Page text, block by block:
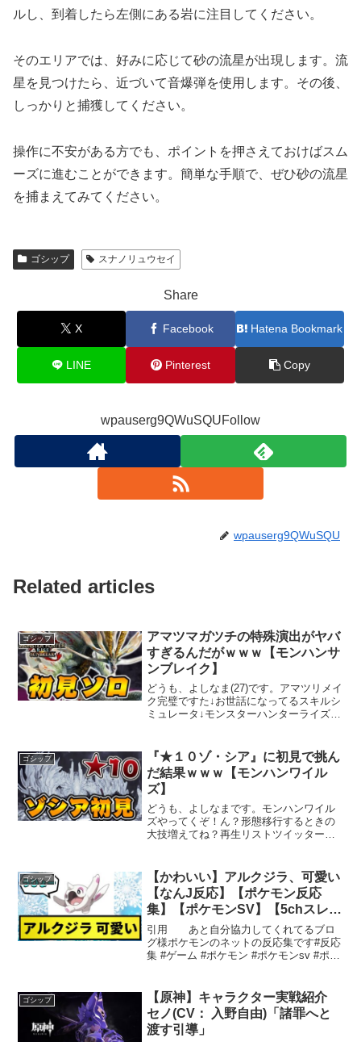
ルし、到着したら左側にある岩に注目してください。
そのエリアでは、好みに応じて砂の流星が出現します。流
星を見つけたら、近づいて音爆弾を使用します。その後、
しっかりと捕獲してください。
操作に不安がある方でも、ポイントを押さえておけばスム
ーズに進むことができます。簡単な手順で、ぜひ砂の流星
を捕まえてみてください。
ゴシップ スナノリュウセイ
Share
X Facebook Hatena Bookmark
LINE Pinterest Copy
wpauserg9QWuSQUFollow
wpauserg9QWuSQU
Related articles
ゴシップ
アマツマガツチの特殊演出がヤバ
すぎるんだがｗｗｗ【モンハンサ
ンブレイク】
どうも、よしなま(27)です。アマツリメイ
ク完璧ですた↓お世話になってるスキルシ
ミュレータ↓モンスターハンターライズ：
イッタ...
ゴシップ
『★１０ゾ・シア』に初見で挑ん
だ結果ｗｗｗ【モンハンワイル
ズ】
どうも、よしなまです。モンハンワイル
ズやってくぞ！ん？形態移行するときの
大技増えてね？再生リストツイッターツ
スターハンターワイルズ ©CAPCOM#モ
ンハンワイルズ－...
ゴシップ
【かわいい】アルクジラ、可愛い
【なんJ反応】【ポケモン反応
集】【ポケモンSV】【5chスレ】
【ゆっくり解説】
引用 あと自分協力してくれてるブロ
グ様ポケモンのネットの反応集です#反応
集 #ゲーム #ポケモン #ポケモンsv #ポケ
LAMP BGM可愛らしい「歩くクジラ」の
魅力最...
ゴシップ
【原神】キャラクター実戦紹介
セノ(CV： 入野自由)「諸罪へと
渡す引導」